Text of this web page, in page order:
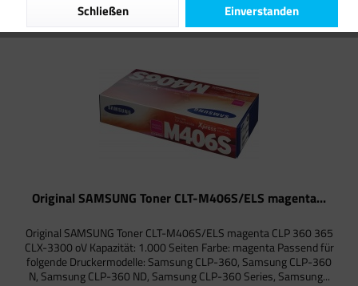
Original SAMSUNG Toner CLT-M406S/ELS magenta...
Original SAMSUNG Toner CLT-M406S/ELS magenta CLP 360 365
CLX-3300 oV Kapazität: 1.000 Seiten Farbe: magenta Passend für
folgende Druckermodelle: Samsung CLP-360, Samsung CLP-360
N, Samsung CLP-360 ND, Samsung CLP-360 Series, Samsung...
Einverstanden
Schließen